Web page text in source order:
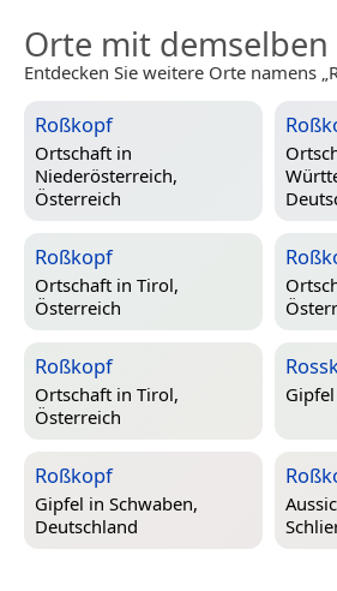
Orte mit demselben
Entdecken Sie weitere Orte namens
Roßkopf
Ortschaft in
Niederösterreich,
Österreich
Roßkopf
Ortschaft in Tirol,
Österreich
Roßkopf
Ortschaft in Tirol,
Österreich
Roßkopf
Gipfel in Schwaben,
Deutschland